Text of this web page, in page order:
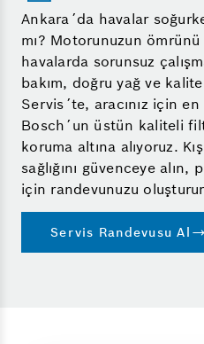
Ankara´da havalar
mı? Motorunuzun
havalarda sorunsuz
bakım, doğru yağ ve
Servis´te, aracınız için
Bosch´un üstün kaliteli
koruma altına alıyoruz.
sağlığını güvenceye
için randevunuzu
Servis Randevusu Al